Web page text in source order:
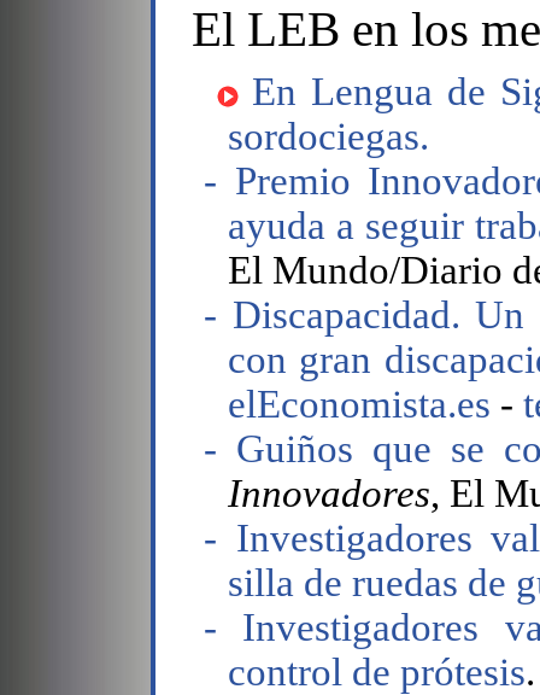
El LEB en los
En Lengua de
sordociegas.
- Premio
ayuda a seguir
El Mundo/Diario
- Discapacidad.
con gran
elEconomista.es -
- Guiños que se
Innovadores, El
- Investigadores
silla de ruedas de
- Investigadores
control de prótesis